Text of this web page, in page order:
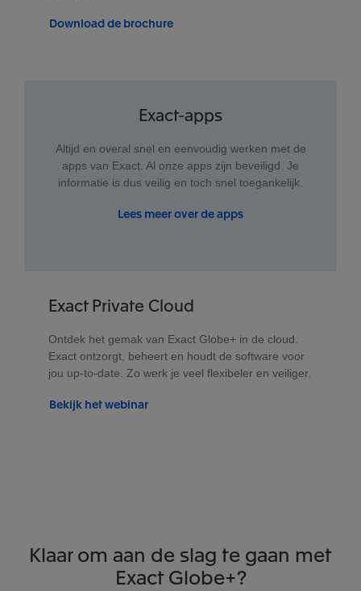
Download de brochure
Exact-apps
Altijd en overal snel en eenvoudig werken met de
apps van Exact. Al onze apps zijn beveiligd. Je
informatie is dus veilig en toch snel toegankelijk.
Lees meer over de apps
Exact Private Cloud
Ontdek het gemak van Exact Globe+ in de cloud.
Exact ontzorgt, beheert en houdt de software voor
jou up-to-date. Zo werk je veel flexibeler en veiliger.
Bekijk het webinar
Klaar om aan de slag te gaan met
Exact Globe+?